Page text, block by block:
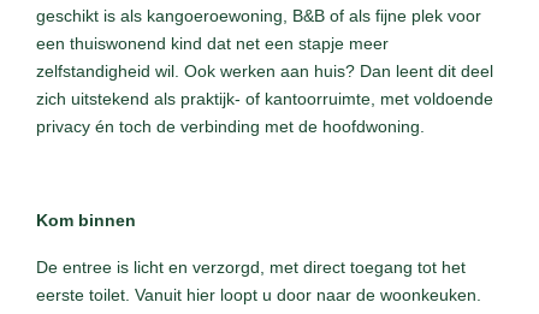
geschikt is als kangoeroewoning, B&B of als fijne plek voor
een thuiswonend kind dat net een stapje meer
zelfstandigheid wil. Ook werken aan huis? Dan leent dit deel
zich uitstekend als praktijk- of kantoorruimte, met voldoende
privacy én toch de verbinding met de hoofdwoning.
Kom binnen
De entree is licht en verzorgd, met direct toegang tot het
eerste toilet. Vanuit hier loopt u door naar de woonkeuken.